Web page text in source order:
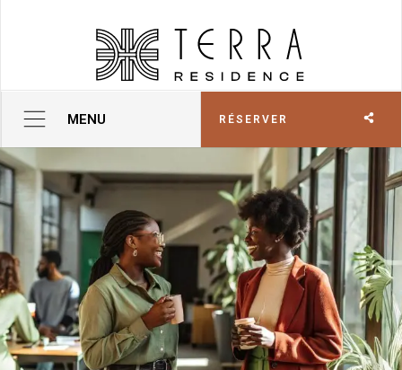
MENU RÉSERVER